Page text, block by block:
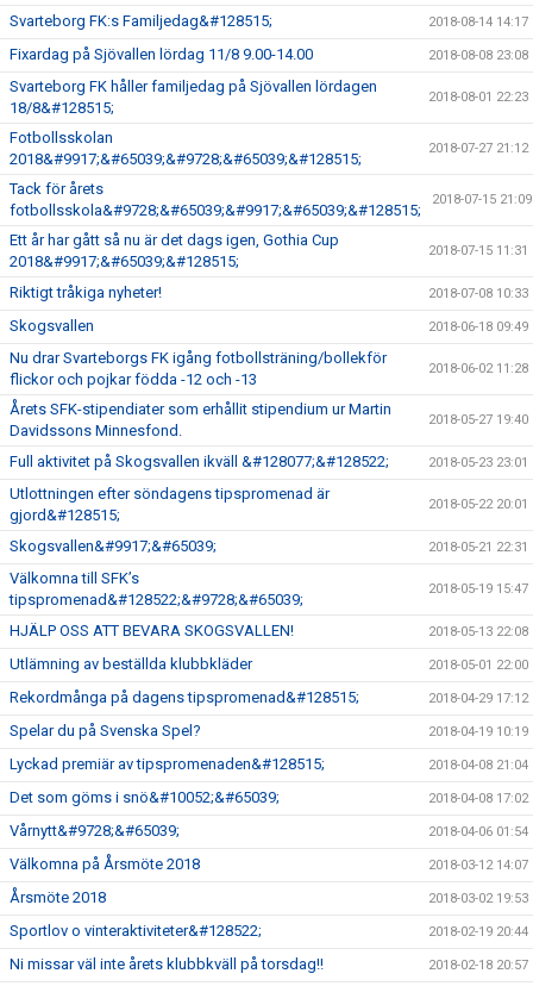
Svarteborg FK:s Familjedag&#128515; 2018-08-14 14:17
Fixardag på Sjövallen lördag 11/8 9.00-14.00 2018-08-08 23:08
Svarteborg FK håller familjedag på Sjövallen lördagen
18/8&#128515;
2018-08-01 22:23
Fotbollsskolan
2018&#9917;&#65039;&#9728;&#65039;&#128515;
2018-07-27 21:12
Tack för årets
fotbollsskola&#9728;&#65039;&#9917;&#65039;&#128515;
2018-07-15 21:09
Ett år har gått så nu är det dags igen, Gothia Cup
2018&#9917;&#65039;&#128515;
2018-07-15 11:31
Riktigt tråkiga nyheter! 2018-07-08 10:33
Skogsvallen 2018-06-18 09:49
Nu drar Svarteborgs FK igång fotbollsträning/bollekför
flickor och pojkar födda -12 och -13
2018-06-02 11:28
Årets SFK-stipendiater som erhållit stipendium ur Martin
Davidssons Minnesfond.
2018-05-27 19:40
Full aktivitet på Skogsvallen ikväll &#128077;&#128522; 2018-05-23 23:01
Utlottningen efter söndagens tipspromenad är
gjord&#128515;
2018-05-22 20:01
Skogsvallen&#9917;&#65039; 2018-05-21 22:31
Välkomna till SFK’s
tipspromenad&#128522;&#9728;&#65039;
2018-05-19 15:47
HJÄLP OSS ATT BEVARA SKOGSVALLEN! 2018-05-13 22:08
Utlämning av beställda klubbkläder 2018-05-01 22:00
Rekordmånga på dagens tipspromenad&#128515; 2018-04-29 17:12
Spelar du på Svenska Spel? 2018-04-19 10:19
Lyckad premiär av tipspromenaden&#128515; 2018-04-08 21:04
Det som göms i snö&#10052;&#65039; 2018-04-08 17:02
Vårnytt&#9728;&#65039; 2018-04-06 01:54
Välkomna på Årsmöte 2018 2018-03-12 14:07
Årsmöte 2018 2018-03-02 19:53
Sportlov o vinteraktiviteter&#128522; 2018-02-19 20:44
Ni missar väl inte årets klubbkväll på torsdag!! 2018-02-18 20:57